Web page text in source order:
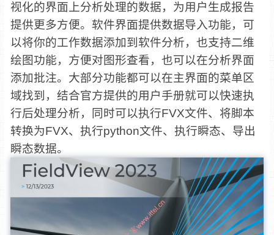
视化的界面上分析处理的数据，为用户生成报告
提供更多方便。软件界面提供数据导入功能，可
以将你的工作数据添加到软件分析，也支持二维
绘图功能，方便对图形查看，也可以在分析界面
添加批注。大部分功能都可以在主界面的菜单区
域找到，结合官方提供的用户手册就可以快速执
行后处理分析，同时可以执行FVX文件、将脚本
转换为FVX、执行python文件、执行瞬态、导出
瞬态数据。